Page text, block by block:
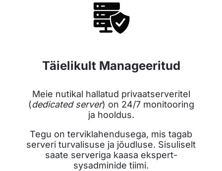
Täielikult Manageeritud
Meie nutikal hallatud privaatserveritel
(dedicated server) on 24/7 monitooring
ja hooldus.
Tegu on terviklahendusega, mis tagab
serveri turvalisuse ja jõudluse. Sisuliselt
saate serveriga kaasa ekspert-
sysadminide tiimi.